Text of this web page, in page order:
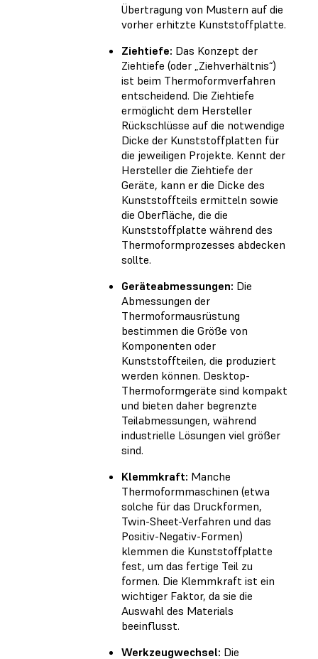
Übertragung von Mustern auf die
vorher erhitzte Kunststoffplatte.
Ziehtiefe: Das Konzept der
Ziehtiefe (oder „Ziehverhältnis“)
ist beim Thermoformverfahren
entscheidend. Die Ziehtiefe
ermöglicht dem Hersteller
Rückschlüsse auf die notwendige
Dicke der Kunststoffplatten für
die jeweiligen Projekte. Kennt der
Hersteller die Ziehtiefe der
Geräte, kann er die Dicke des
Kunststoffteils ermitteln sowie
die Oberfläche, die die
Kunststoffplatte während des
Thermoformprozesses abdecken
sollte.
Geräteabmessungen: Die
Abmessungen der
Thermoformausrüstung
bestimmen die Größe von
Komponenten oder
Kunststoffteilen, die produziert
werden können. Desktop-
Thermoformgeräte sind kompakt
und bieten daher begrenzte
Teilabmessungen, während
industrielle Lösungen viel größer
sind.
Klemmkraft: Manche
Thermoformmaschinen (etwa
solche für das Druckformen,
Twin-Sheet-Verfahren und das
Positiv-Negativ-Formen)
klemmen die Kunststoffplatte
fest, um das fertige Teil zu
formen. Die Klemmkraft ist ein
wichtiger Faktor, da sie die
Auswahl des Materials
beeinflusst.
Werkzeugwechsel: Die